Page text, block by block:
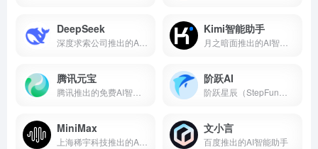
DeepSeek
深度求索公司推出的AI智能助手
Kimi智能助手
月之暗面推出的AI智能助手
腾讯元宝
腾讯推出的免费AI智能助手
阶跃AI
阶跃星辰（StepFun）推出的免费AI聊天机器人
MiniMax
上海稀宇科技推出的AI智能助手
文小言
百度推出的AI智能助手